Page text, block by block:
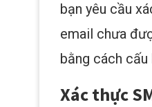
bạn yêu cầu
email chưa
bằng cách
Xác thực